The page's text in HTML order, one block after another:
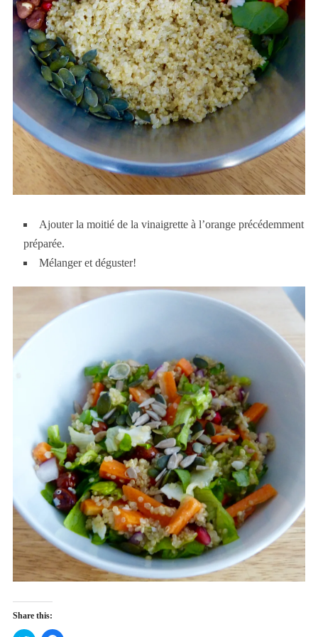
Ajouter la moitié de la vinaigrette à l’orange précédemment
préparée.
Mélanger et déguster!
Share this: